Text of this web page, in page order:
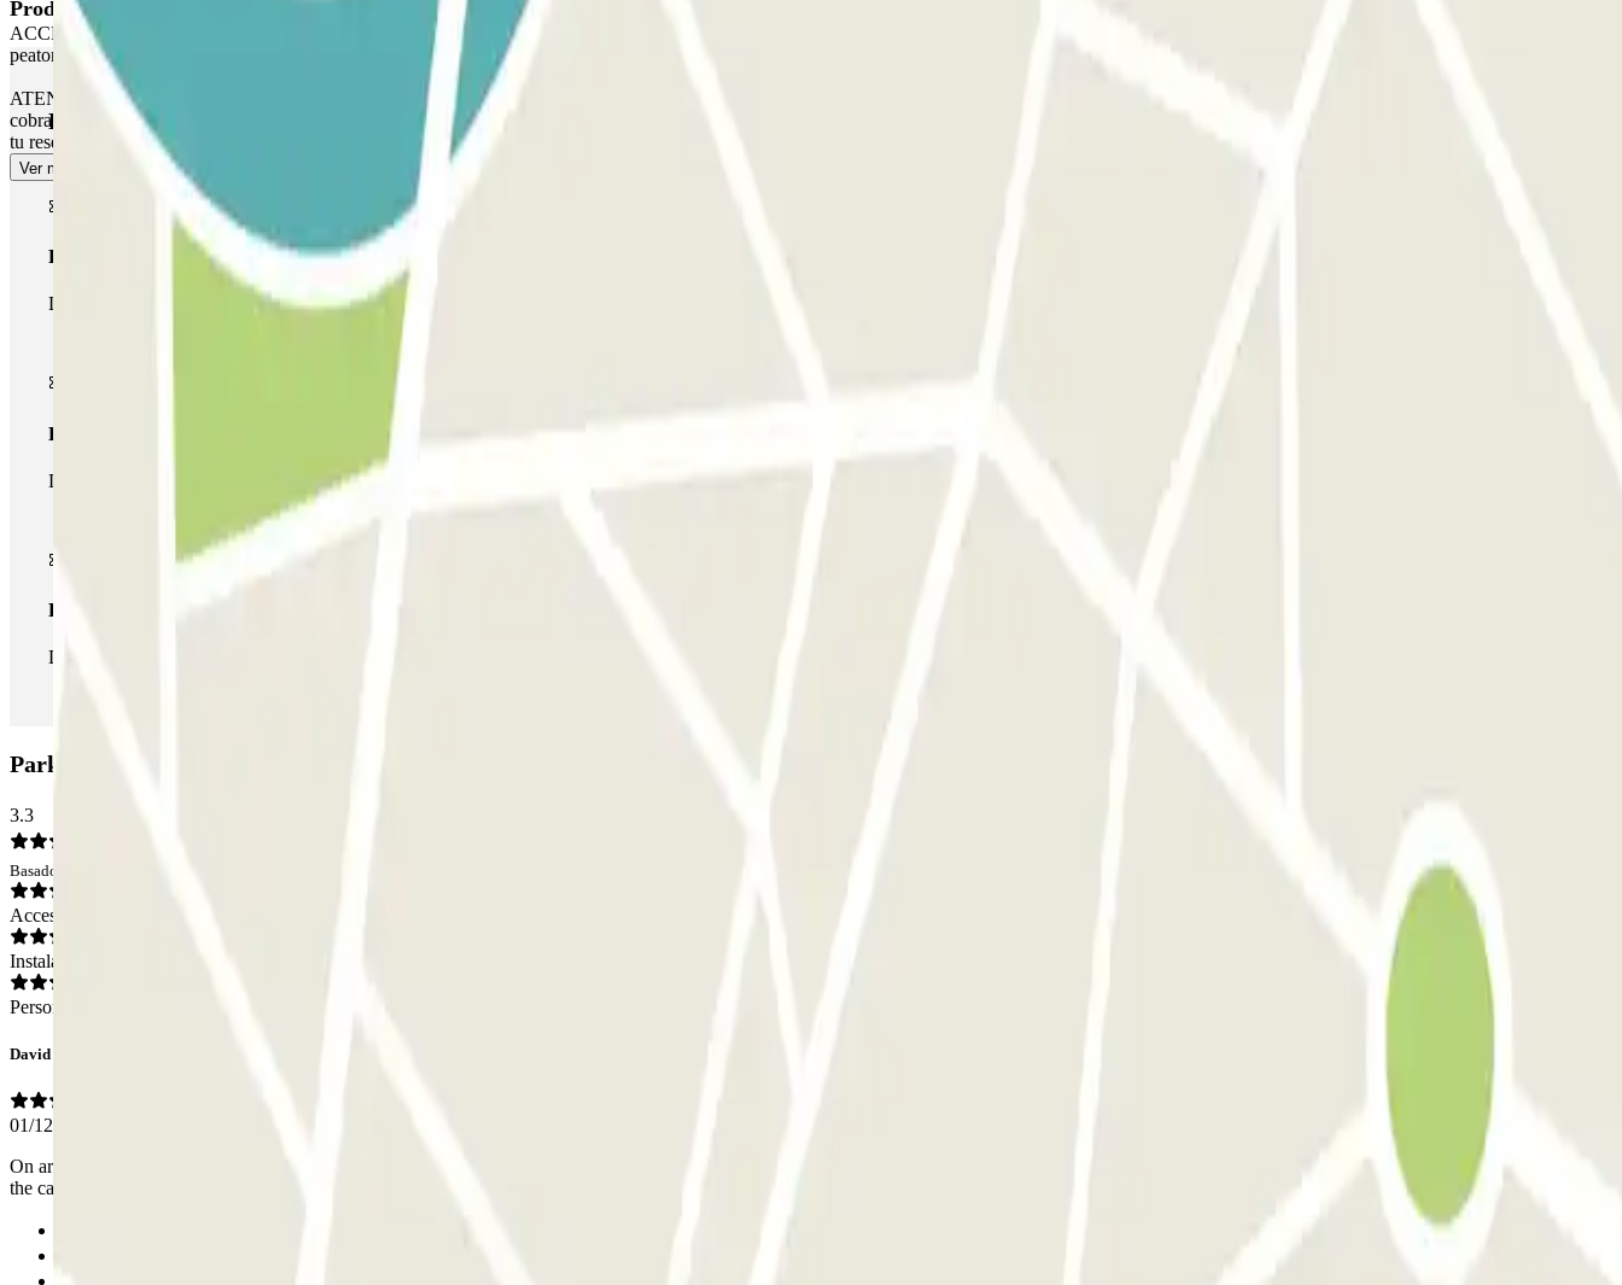
ACCESO PEATONAL: Usa el código de acceso que indicamos en el bono de reserva Parclick. Si el parking no dispone de teclado en el acceso peatonal, utiliza el interfono que hay en la puerta de entrada
peatonal.
ATENCIÓN: Puedes acceder al parking hasta una hora antes de la prevista en tu reserva. Si intentas acceder al parking fuera de este margen de una hora, la barrera no se abrirá. No obstante, ten en cuenta que se
cobrará cualquier tiempo adicional, ya llegues antes o salgas después de las horas indicadas en tu reserva, en función de las tarifas locales que maneje el parking en el momento. Llegados estos casos, al finalizar
tu reserva, recibirás el recibo correspondiente al cobro de dicho tiempo extra
Ver más
Productos de Parclick
Productos de Parclick
Pase básico
Durante tu estancia podrás entrar y salir una única vez al parking
Pase multiparking
Durante tu estancia podrás hacer uso de toda la red de parkings de este operador disponibles en Parclick.
Pase ilimitado
Durante tu estancia podrás entrar y salir del parking todas las veces que quieras.
Parking INDIGO Euralille Gare A (Europe): Opiniones
3.3
Basado en 1 opiniones
Acceso
Instalaciones
Personal
David
01/12/2021
On arrival the gate opened fine. But when leaving to drive to the next town the gate camera didn't register my reg. Same again when we returned. I purchased a four day parking. We managed to speak to contact
the car park staff via the intercom.Not ideal